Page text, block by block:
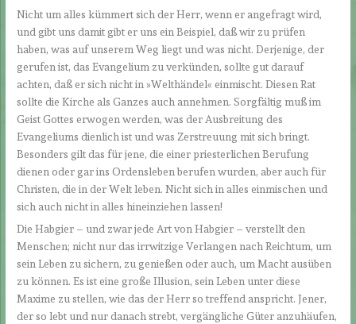
Nicht um alles kümmert sich der Herr, wenn er angefragt wird,
und gibt uns damit gibt er uns ein Beispiel, daß wir zu prüfen
haben, was auf unserem Weg liegt und was nicht. Derjenige, der
gerufen ist, das Evangelium zu verkünden, sollte gut darauf
achten, daß er sich nicht in »Welthändel« einmischt. Diesen Rat
sollte die Kirche als Ganzes auch annehmen. Sorgfältig muß im
Geist Gottes erwogen werden, was der Ausbreitung des
Evangeliums dienlich ist und was Zerstreuung mit sich bringt.
Besonders gilt das für jene, die einer priesterlichen Berufung
dienen oder gar ins Ordensleben berufen wurden, aber auch für
Christen, die in der Welt leben. Nicht sich in alles einmischen und
sich auch nicht in alles hineinziehen lassen!
Die Habgier – und zwar jede Art von Habgier – verstellt den
Menschen; nicht nur das irrwitzige Verlangen nach Reichtum, um
sein Leben zu sichern, zu genießen oder auch, um Macht ausüben
zu können. Es ist eine große Illusion, sein Leben unter diese
Maxime zu stellen, wie das der Herr so treffend anspricht. Jener,
der so lebt und nur danach strebt, vergängliche Güter anzuhäufen,